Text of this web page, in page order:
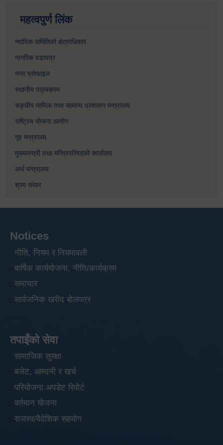
महत्वपुर्ण लिंक
न्यायिक समितिको क्षेत्राधिकार
नागरिक वडापत्र
नगर प्रोफाइल
स्थानीय पाठ्यक्रम
सङ्घीय मामिला तथा सामान्य प्रशासन मन्त्रालय
राष्ट्रिय योजना आयोग
गृह मन्त्रालय
मुख्यमन्त्री तथा मन्त्रिपरिषदको कार्यालय
अर्थ मन्त्रालय
श्रम संसार
Notices
नीति, नियम र नियमावली
बार्षिक कार्ययोजना, नीति/कार्यक्रम
समाचार
सार्वजनिक खरीद बोलपत्र
तपाईंको सेवा
सामाजिक सुरक्षा
बजेट, आम्दनी र खर्च
परियोजना अपडेट रिपोर्ट
वर्तमान योजना
राजस्व/वैदेशिक सहयोग